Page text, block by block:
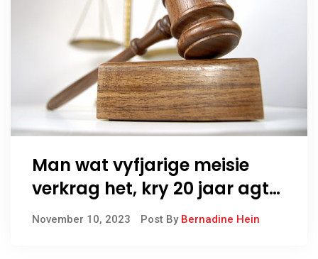
Man wat vyfjarige meisie
verkrag het, kry 20 jaar agter
tralies
November 10, 2023 Post By Bernadine Hein